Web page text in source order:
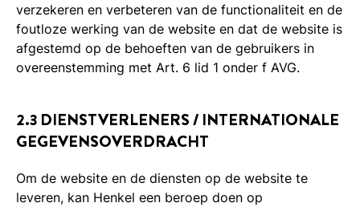
verzekeren en verbeteren van de functionaliteit en de
foutloze werking van de website en dat de website is
afgestemd op de behoeften van de gebruikers in
overeenstemming met Art. 6 lid 1 onder f AVG.
2.3 DIENSTVERLENERS / INTERNATIONALE
GEGEVENSOVERDRACHT
Om de website en de diensten op de website te
leveren, kan Henkel een beroep doen op